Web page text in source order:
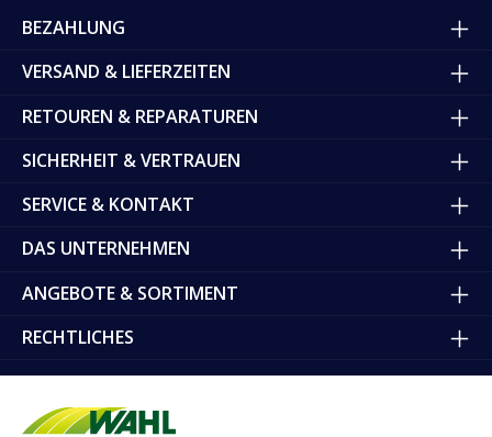
BEZAHLUNG
VERSAND & LIEFERZEITEN
RETOUREN & REPARATUREN
SICHERHEIT & VERTRAUEN
SERVICE & KONTAKT
DAS UNTERNEHMEN
ANGEBOTE & SORTIMENT
RECHTLICHES